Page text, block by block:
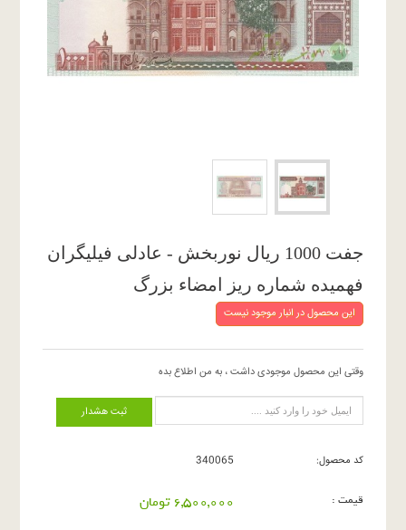
جفت 1000 ریال نوربخش - عادلی فیلیگران
فهمیده شماره ریز امضاء بزرگ
این محصول در انبار موجود نیست
وقتی این محصول موجودی داشت ، به من اطلاع بده
ثبت هشدار
کد محصول: 340065
قیمت : 6,500,000 تومان